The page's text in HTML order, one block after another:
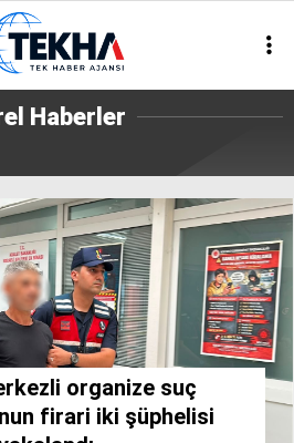
32.3
Haberler
organize suç
firari iki şüphelisi